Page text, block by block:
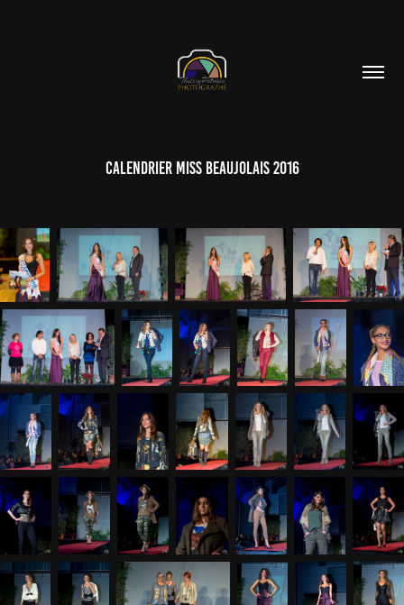
Calendrier Miss Beaujolais 2016